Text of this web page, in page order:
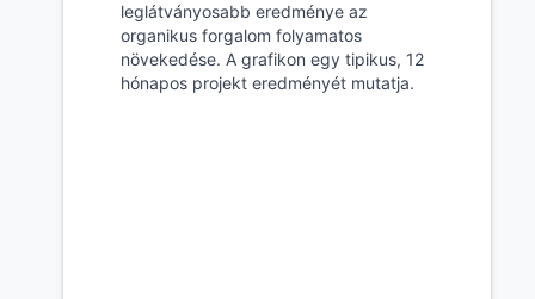
leglátványosabb eredménye az
organikus forgalom folyamatos
növekedése. A grafikon egy tipikus, 12
hónapos projekt eredményét mutatja.